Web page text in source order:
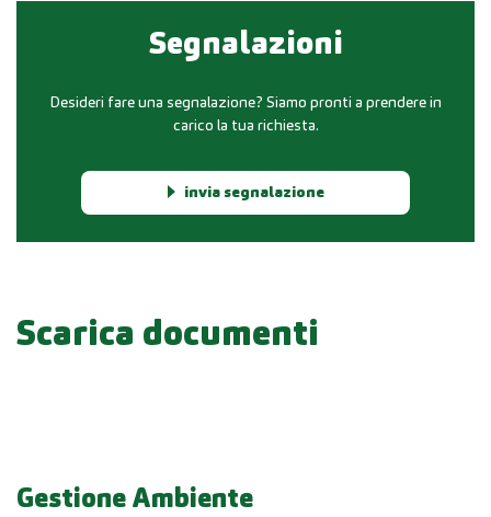
Segnalazioni
Desideri fare una segnalazione? Siamo pronti a prendere in
carico la tua richiesta.
invia segnalazione
Scarica documenti
Gestione Ambiente